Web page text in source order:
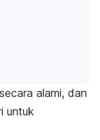
alami, dan
untuk